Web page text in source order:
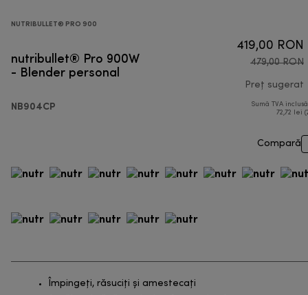
NUTRIBULLET® PRO 900
nutribullet® Pro 900W
- Blender personal
NB904CP
419,00 RON
479,00 RON
Preț sugerat
Sumă TVA
72,72 lei
Compară
Împingeți, răsuciți și amestecați